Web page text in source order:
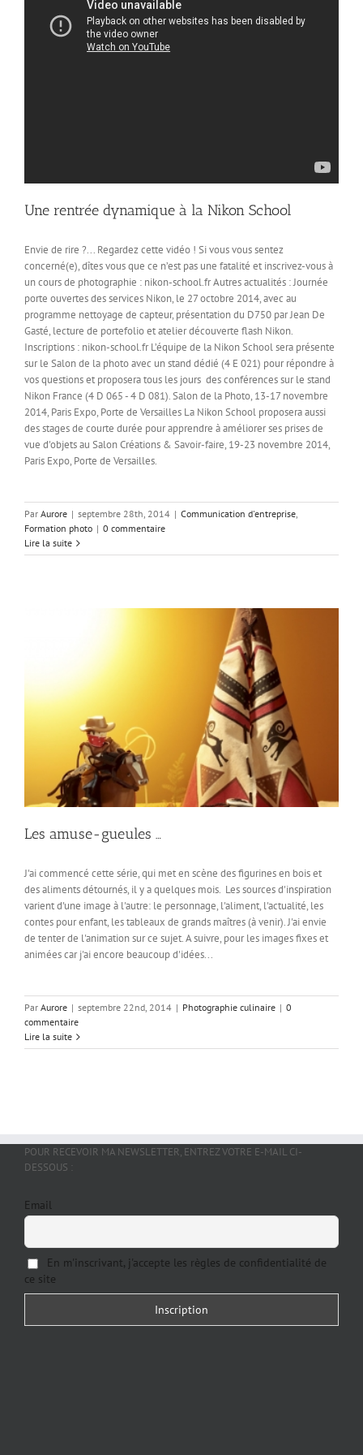
Une rentrée dynamique à la Nikon School
Envie de rire ?... Regardez cette vidéo ! Si vous vous sentez
concerné(e), dîtes vous que ce n’est pas une fatalité et inscrivez-vous à
un cours de photographie : nikon-school.fr Autres actualités : Journée
porte ouvertes des services Nikon, le 27 octobre 2014, avec au
programme nettoyage de capteur, présentation du D750 par Jean De
Gasté, lecture de portefolio et atelier découverte flash Nikon.
Inscriptions : nikon-school.fr L’équipe de la Nikon School sera présente
sur le Salon de la photo avec un stand dédié (4 E 021) pour répondre à
vos questions et proposera tous les jours des conférences sur le stand
Nikon France (4 D 065 - 4 D 081). Salon de la Photo, 13-17 novembre
2014, Paris Expo, Porte de Versailles La Nikon School proposera aussi
des stages de courte durée pour apprendre à améliorer ses prises de
vue d'objets au Salon Créations & Savoir-faire, 19-23 novembre 2014,
Paris Expo, Porte de Versailles.
Par Aurore | septembre 28th, 2014 | Communication d'entreprise,
Formation photo | 0 commentaire
Lire la suite
Les amuse-gueules …
J'ai commencé cette série, qui met en scène des figurines en bois et
des aliments détournés, il y a quelques mois. Les sources d'inspiration
varient d'une image à l'autre: le personnage, l'aliment, l'actualité, les
contes pour enfant, les tableaux de grands maîtres (à venir). J'ai envie
de tenter de l'animation sur ce sujet. A suivre, pour les images fixes et
animées car j'ai encore beaucoup d'idées...
Par Aurore | septembre 22nd, 2014 | Photographie culinaire | 0
commentaire
Lire la suite
POUR RECEVOIR MA NEWSLETTER, ENTREZ VOTRE E-MAIL CI-
DESSOUS :
Email
En m'inscrivant, j'accepte les règles de confidentialité de
ce site